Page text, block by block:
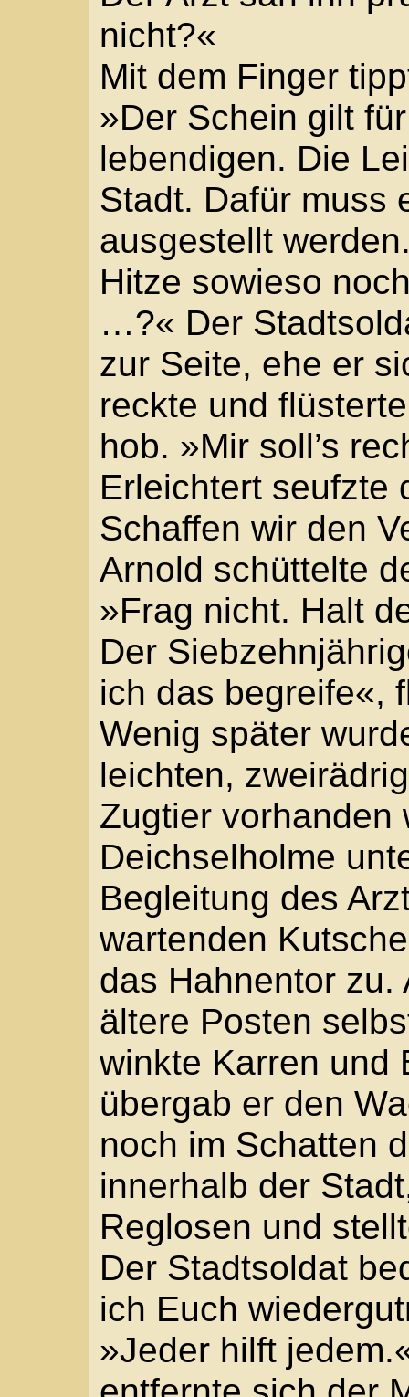
ich Euch
»Jeder hilft jedem.«
entfernte sich der
»Und jetzt zu dir«,
Arnold, »wo steht das
Teufel?«
»Bei uns um die
Budengasse.«
»Da bringst du mich
Er sah auf das
Gesicht. »Schlecht
nicht gehen. Das gibt
So verdien ich heute
Warum sagst du so
schüttelte den Kopf.
Geste falsch und
»Du bekommst auch
Nur keine Angst.«
Um nicht die Fäuste
nach beiden
Paulus Fletscher war
stürmte mit dem
Richtung St. Aposteln.
Zwischen
ein. »Langsamer,
uns der Advokat noch
Mitfühlendes Lachen.
Du bist noch jung.
Tod gesehen hat, der
Das will ich nicht,
auf die Unterlippe.
Neben ihm zückte
Stummelpfeife aus
verschmierten
ohne sie
»Weißt du, Kleiner
»Nichts für ungut.
mächtigen Kerl